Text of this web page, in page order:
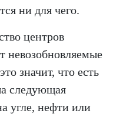
ни для чего.
центров
невозобновляемые
значит, что есть
следующая
угле, нефти или